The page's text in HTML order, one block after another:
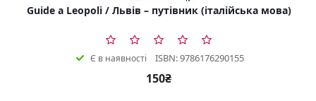
Guide a Leopoli / Львів – путівник (італійська мова)
Є в наявності ISBN: 9786176290155
150₴